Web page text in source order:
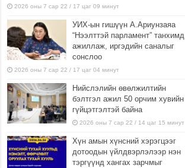
2026 оны 7 сар 22 / 17 цаг 09 минут
УИХ-ын гишүүн А.Ариунзаяа
“Нээлттэй парламент” танхимд
ажиллаж, иргэдийн саналыг
сонслоо
2026 оны 7 сар 22 / 17 цаг 04 минут
Нийслэлийн өвөлжилтийн
бэлтгэл ажил 50 орчим хувийн
гүйцэтгэлтэй байна
2026 оны 7 сар 22 / 14 цаг 15 минут
Хүн амын хүнсний хэрэгцээг
дотоодын үйлдвэрлэлээр нэн
тэргүүнд хангах зарчмыг